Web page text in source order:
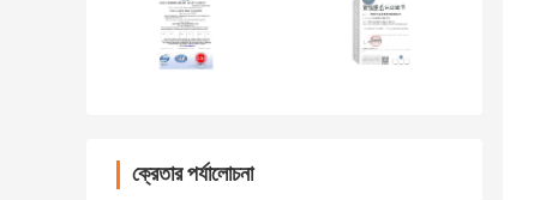
ক্রেতার পর্যালোচনা